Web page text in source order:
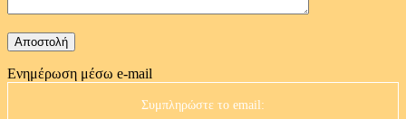
Ενημέρωση μέσω e-mail
Συμπληρώστε το email: